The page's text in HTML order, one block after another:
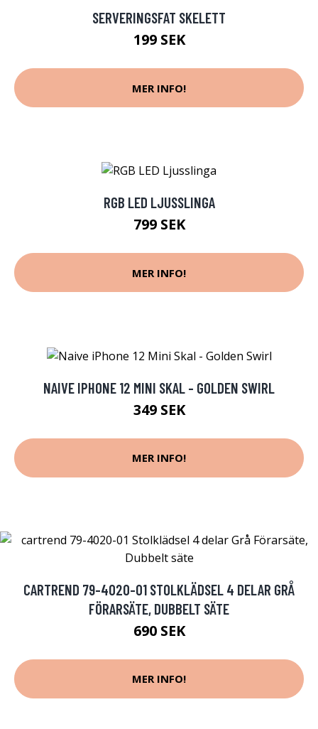
SERVERINGSFAT SKELETT
199 SEK
MER INFO!
RGB LED LJUSSLINGA
799 SEK
MER INFO!
NAIVE IPHONE 12 MINI SKAL - GOLDEN SWIRL
349 SEK
MER INFO!
CARTREND 79-4020-01 STOLKLÄDSEL 4 DELAR GRÅ
FÖRARSÄTE, DUBBELT SÄTE
690 SEK
MER INFO!